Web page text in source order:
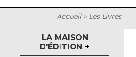
Accueil» Les Livres
LA MAISON
D'ÉDITION +